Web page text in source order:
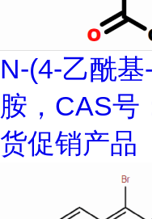
N-(4-乙酰
胺，CAS号
货促销产品